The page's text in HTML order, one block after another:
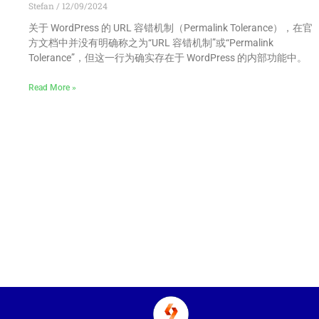
Stefan
12/09/2024
关于 WordPress 的 URL 容错机制（Permalink Tolerance），在官
方文档中并没有明确称之为“URL 容错机制”或“Permalink
Tolerance”，但这一行为确实存在于 WordPress 的内部功能中。
Read More »